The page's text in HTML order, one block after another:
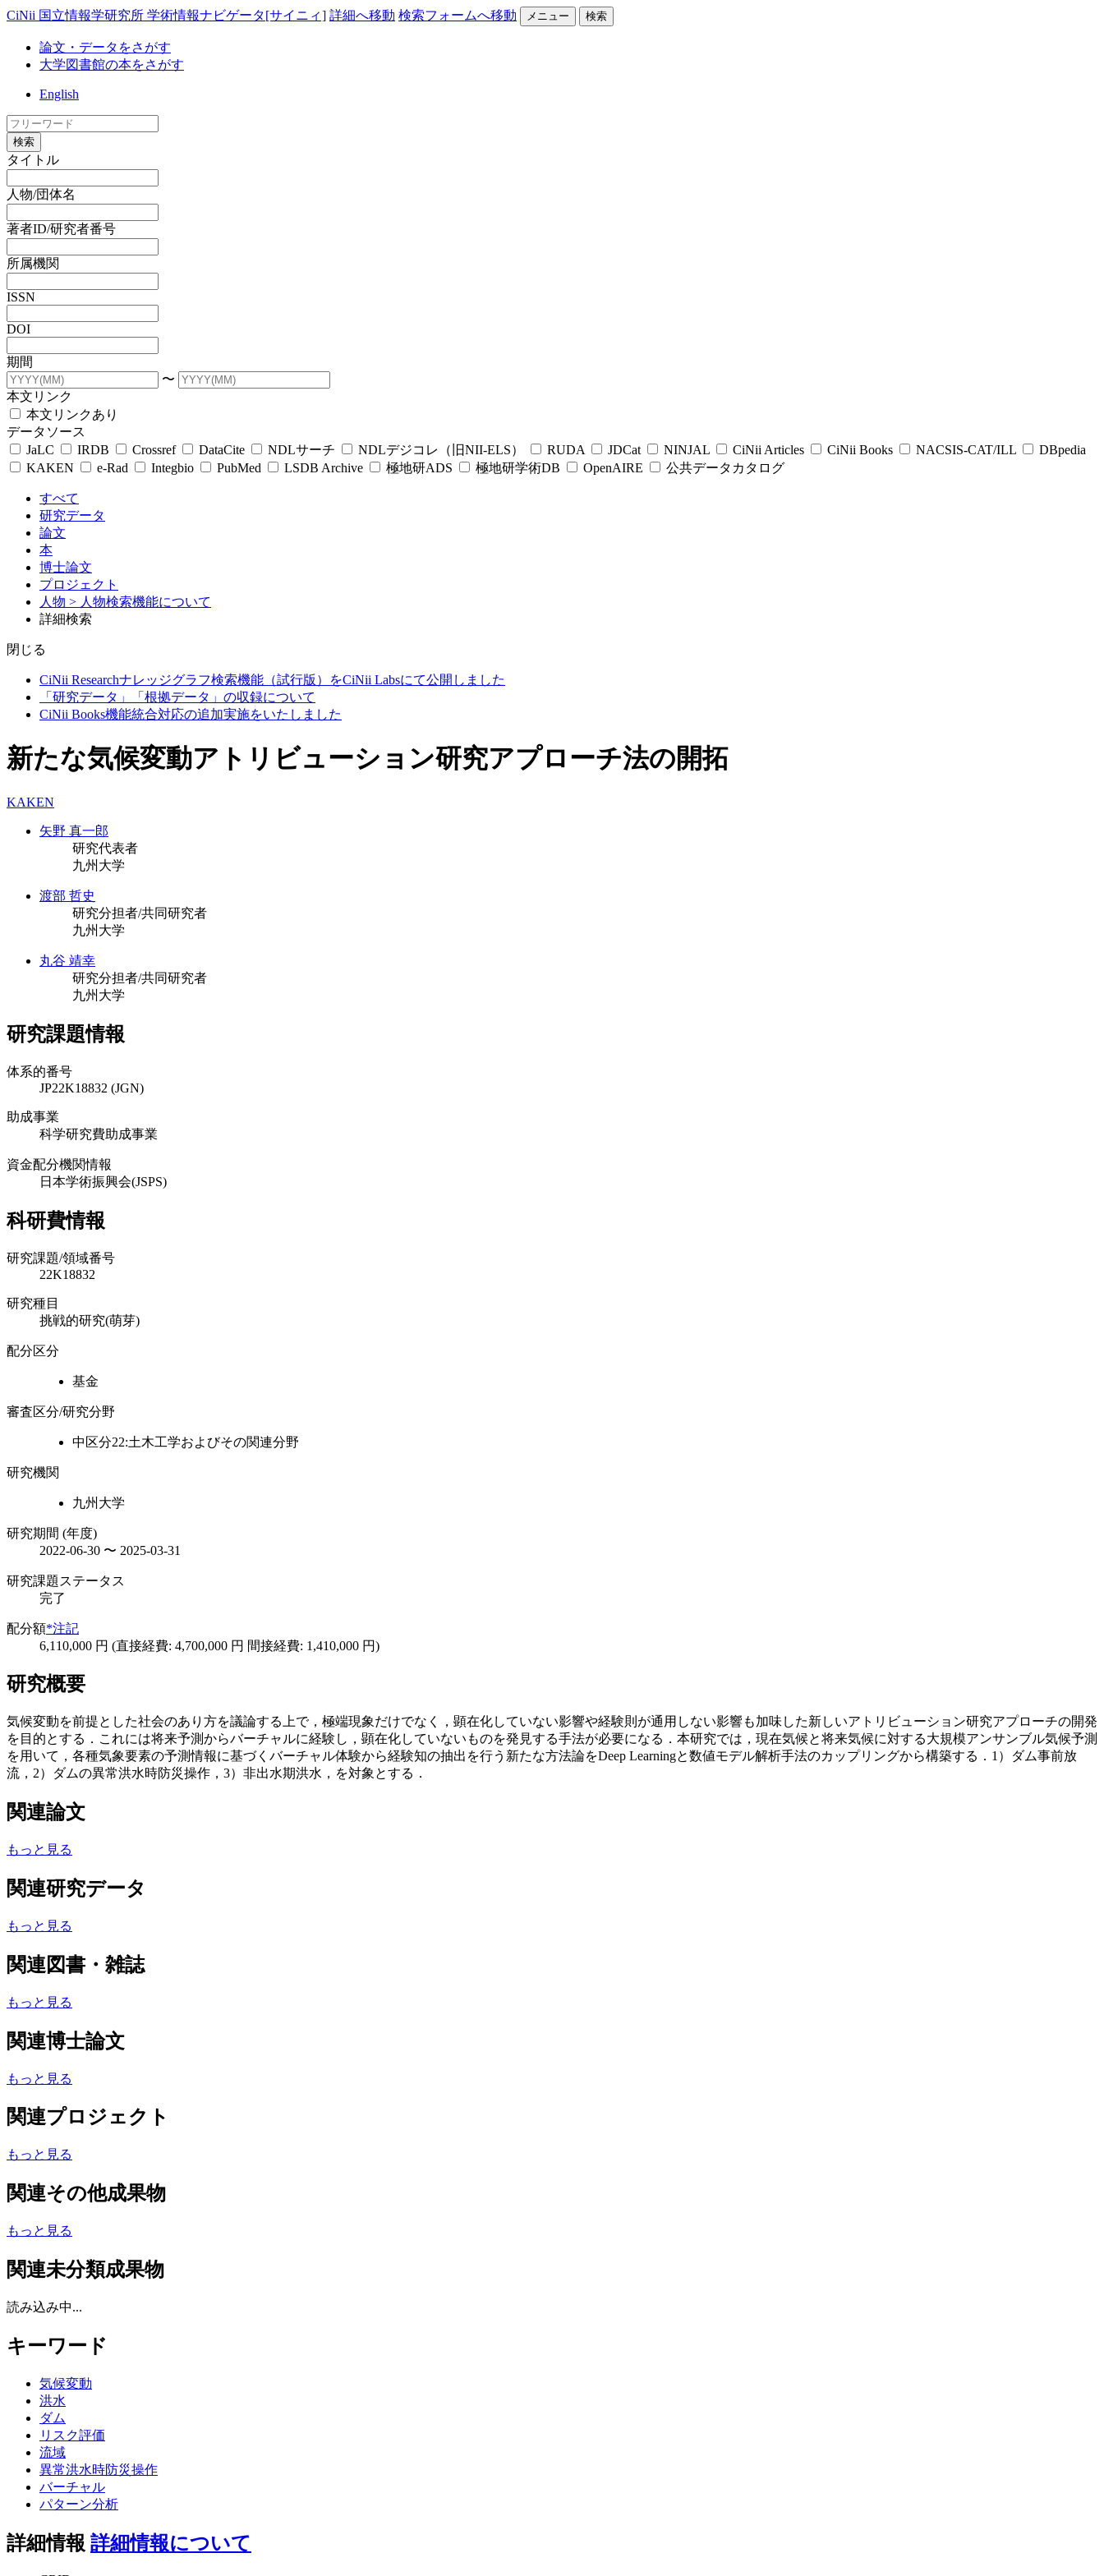
CiNii 国立情報学研究所 学術情報ナビゲータ[サイニィ] 詳細へ移動 検索フォームへ移動 メニュー 検索
論文・データをさがす
大学図書館の本をさがす
English
検索
タイトル
人物/団体名
著者ID/研究者番号
所属機関
ISSN
DOI
期間
〜
本文リンク
本文リンクあり
データソース
JaLC
IRDB Crossref DataCite NDLサーチ NDLデジコレ（旧NII-ELS） RUDA JDCat NINJAL CiNii Articles CiNii Books NACSIS-CAT/ILL
DBpedia
KAKEN
e-Rad Integbio PubMed LSDB Archive 極地研ADS 極地研学術DB OpenAIRE 公共データカタログ
すべて
研究データ
論文
本
博士論文
プロジェクト
人物 > 人物検索機能について
詳細検索
閉じる
CiNii Researchナレッジグラフ検索機能（試行版）をCiNii Labsにて公開しました
「研究データ」「根拠データ」の収録について
CiNii Books機能統合対応の追加実施をいたしました
新たな気候変動アトリビューション研究アプローチ法の開拓
KAKEN
矢野 真一郎
研究代表者
九州大学
渡部 哲史
研究分担者/共同研究者
九州大学
丸谷 靖幸
研究分担者/共同研究者
九州大学
研究課題情報
体系的番号
JP22K18832 (JGN)
助成事業
科学研究費助成事業
資金配分機関情報
日本学術振興会(JSPS)
科研費情報
研究課題/領域番号
22K18832
研究種目
挑戦的研究(萌芽)
配分区分
基金
審査区分/研究分野
中区分22:土木工学およびその関連分野
研究機関
九州大学
研究期間 (年度)
2022-06-30 〜 2025-03-31
研究課題ステータス
完了
配分額*注記
6,110,000 円 (直接経費: 4,700,000 円 間接経費: 1,410,000 円)
研究概要
気候変動を前提とした社会のあり方を議論する上で，極端現象だけでなく，顕在化していない影響や経験則が通用しない影響も加味した新しいアトリビューション研究アプローチの開発
を目的とする．これには将来予測からバーチャルに経験し，顕在化していないものを発見する手法が必要になる．本研究では，現在気候と将来気候に対する大規模アンサンブル気候予測
を用いて，各種気象要素の予測情報に基づくバーチャル体験から経験知の抽出を行う新たな方法論をDeep Learningと数値モデル解析手法のカップリングから構築する．1）ダム事前放
流，2）ダムの異常洪水時防災操作，3）非出水期洪水，を対象とする．
関連論文
もっと見る
関連研究データ
もっと見る
関連図書・雑誌
もっと見る
関連博士論文
もっと見る
関連プロジェクト
もっと見る
関連その他成果物
もっと見る
関連未分類成果物
読み込み中...
キーワード
気候変動
洪水
ダム
リスク評価
流域
異常洪水時防災操作
バーチャル
パターン分析
詳細情報 詳細情報について